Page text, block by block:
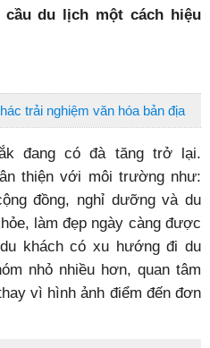
du lịch một cách hiệu
trải nghiệm văn hóa bản địa
đang có đà tăng trở lại.
thiện với môi trường như:
đồng, nghỉ dưỡng và du
làm đẹp ngày càng được
khách có xu hướng đi du
nhỏ nhiều hơn, quan tâm
vì hình ảnh điểm đến đơn